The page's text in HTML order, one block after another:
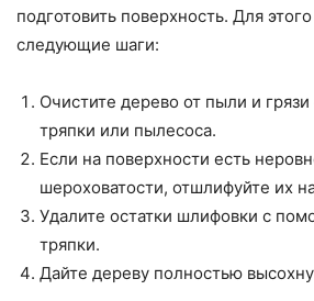
подготовить поверхность. Для
следующие шаги:
Очистите дерево от пыли и
тряпки или пылесоса.
Если на поверхности есть
шероховатости, отшлифуйте их
Удалите остатки шлифовки с
тряпки.
Дайте дереву полностью